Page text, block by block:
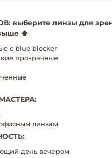
выберите линзы для
выше ⬆️
с blue blocker
прозрачные
линзам
день вечером